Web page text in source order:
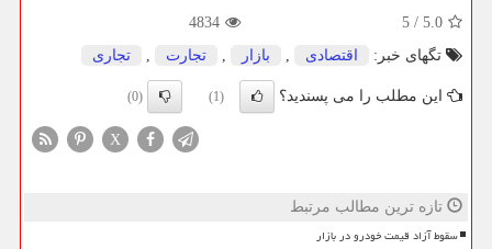
5.0
/
5
4834
تگهای خبر:
اقتصادی , بازار , تجارت , تجاری
این مطلب را می پسندید؟ (1)
(0)
X
تازه ترین مطالب مرتبط
سقوط آزاد قیمت خودرو در بازار